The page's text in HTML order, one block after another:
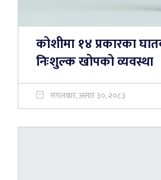
कोशीमा १४ प्रकारका
निःशुल्क खोपको व्यवस्था
मंगलबार, असार ३०, २०८३